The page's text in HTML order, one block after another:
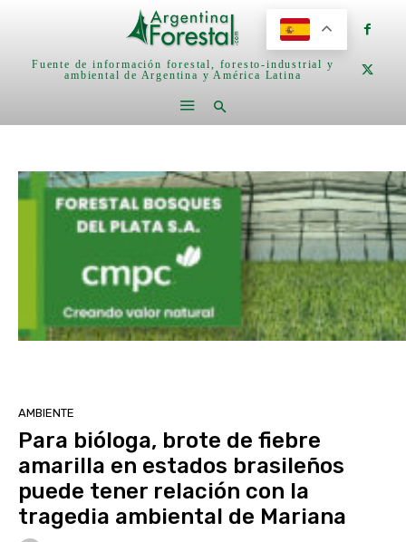
Fuente de información forestal, foresto-industrial y
ambiental de Argentina y América Latina
AMBIENTE
Para bióloga, brote de fiebre
amarilla en estados brasileños
puede tener relación con la
tragedia ambiental de Mariana